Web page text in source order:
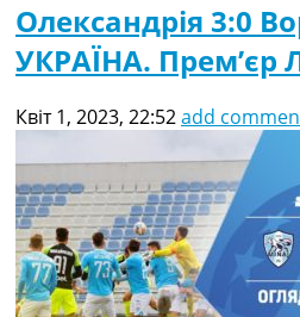
Олександрія 3:0
УКРАЇНА. Прем’єр
Квіт 1, 2023, 22:52add